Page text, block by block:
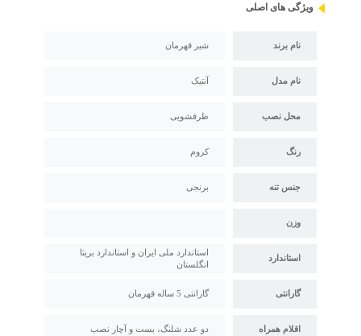
ویژگی های اصلی
نام برند شیر قهرمان
نام مدل آنتیک
محل نصب ظرفشویی
رنگ کروم
جنس تنه برنجی
وزن
استاندارد
استاندارد ملی ایران و استاندارد بریتا
انگلستان
گارانتی گارانتی 5 ساله قهرمان
اقلام همراه دو عدد شلنگ، بست و آچار نصب